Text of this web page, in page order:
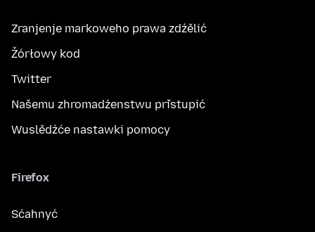
Zranjenje markoweho prawa zdźělić
Žórłowy kod
Twitter
Našemu zhromadźenstwu přistupić
Wuslědźće nastawki pomocy
Firefox
Sćahnyć